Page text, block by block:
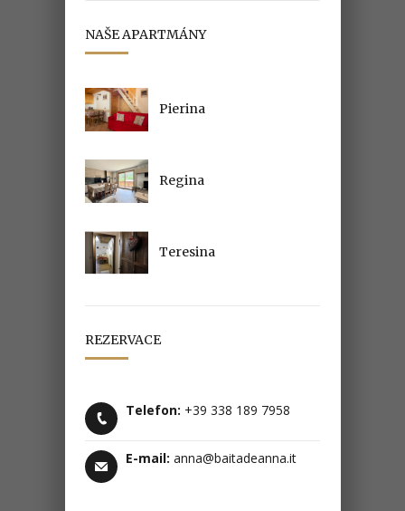
NAŠE APARTMÁNY
Pierina
Regina
Teresina
REZERVACE
Telefon: +39 338 189 7958
E-mail: anna@baitadeanna.it